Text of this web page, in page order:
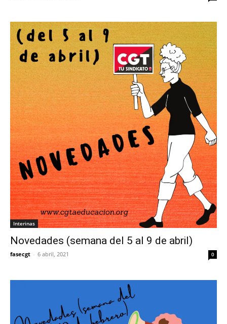
Interinas
Novedades (semana del 5 al 9 de abril)
fasecgt - 6 abril, 2021 0